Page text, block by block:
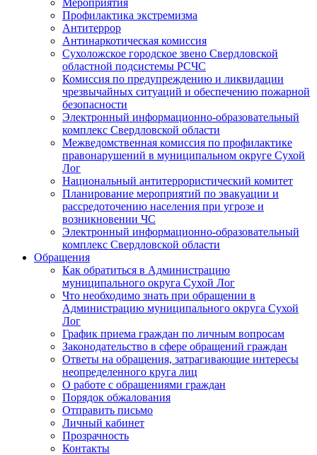
Мероприятия
Профилактика экстремизма
Антитеррор
Антинаркотическая комиссия
Сухоложское городское звено Свердловской
областной подсистемы РСЧС
Комиссия по предупреждению и ликвидации
чрезвычайных ситуаций и обеспечению пожарной
безопасности
Электронный информационно-образовательный
комплекс Cвердловской области
Межведомственная комиссия по профилактике
правонарушений в муниципальном округе Сухой
Лог
Национальный антитеррористический комитет
Планирование мероприятий по эвакуации и
рассредоточению населения при угрозе и
возникновении ЧС
Электронный информационно-образовательный
комплекс Свердловской области
Обращения
Как обратиться в Администрацию
муниципального округа Сухой Лог
Что необходимо знать при обращении в
Администрацию муниципального округа Сухой
Лог
График приема граждан по личным вопросам
Законодательство в сфере обращений граждан
Ответы на обращения, затрагивающие интересы
неопределенного круга лиц
О работе с обращениями граждан
Порядок обжалования
Отправить письмо
Личный кабинет
Прозрачность
Контакты